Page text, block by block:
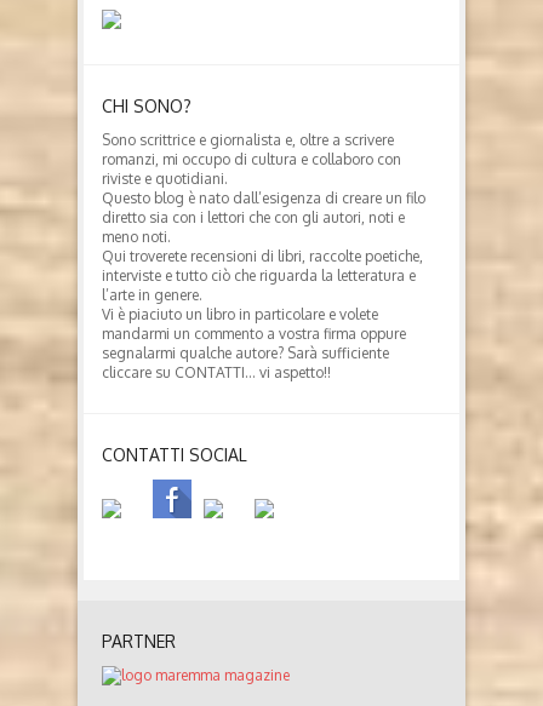
CHI SONO?
Sono scrittrice e giornalista e, oltre a scrivere
romanzi, mi occupo di cultura e collaboro con
riviste e quotidiani.
Questo blog è nato dall’esigenza di creare un filo
diretto sia con i lettori che con gli autori, noti e
meno noti.
Qui troverete recensioni di libri, raccolte poetiche,
interviste e tutto ciò che riguarda la letteratura e
l’arte in genere.
Vi è piaciuto un libro in particolare e volete
mandarmi un commento a vostra firma oppure
segnalarmi qualche autore? Sarà sufficiente
cliccare su CONTATTI… vi aspetto!!
CONTATTI SOCIAL
PARTNER